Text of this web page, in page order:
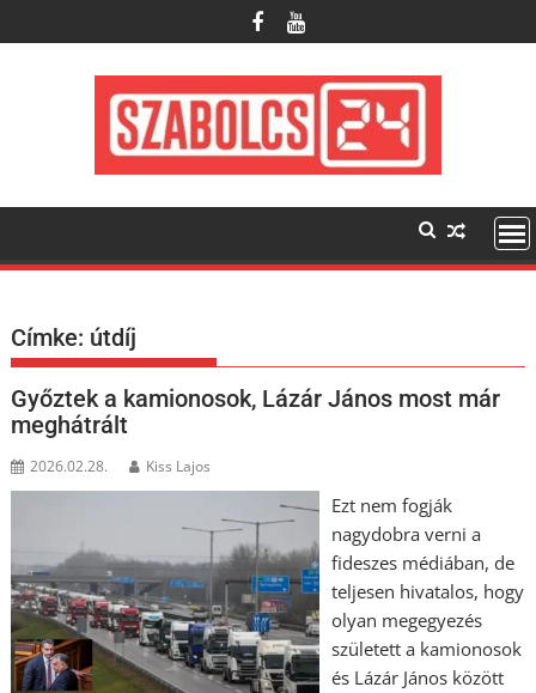
to
Címke: útdíj
Győztek a kamionosok, Lázár János most már
meghátrált
2026.02.28. Kiss Lajos
Ezt nem fogják
nagydobra verni a
fideszes médiában, de
teljesen hivatalos, hogy
olyan megegyezés
született a kamionosok
és Lázár János között